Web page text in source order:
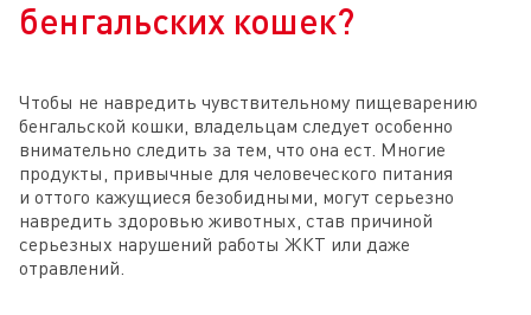
бенгальских кошек?
Чтобы не навредить чувствительному пищеварению
бенгальской кошки, владельцам следует особенно
внимательно следить за тем, что она ест. Многие
продукты, привычные для человеческого питания
и оттого кажущиеся безобидными, могут серьезно
навредить здоровью животных, став причиной
серьезных нарушений работы ЖКТ или даже
отравлений.